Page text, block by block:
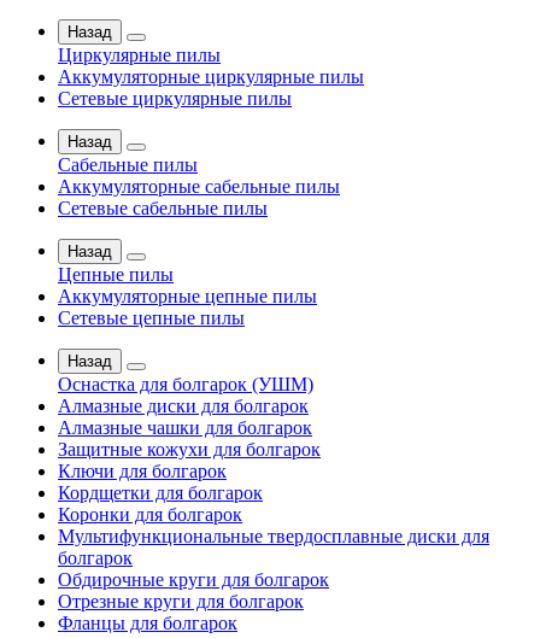
Назад
Циркулярные пилы
Аккумуляторные циркулярные пилы
Сетевые циркулярные пилы
Назад
Сабельные пилы
Аккумуляторные сабельные пилы
Сетевые сабельные пилы
Назад
Цепные пилы
Аккумуляторные цепные пилы
Сетевые цепные пилы
Назад
Оснастка для болгарок (УШМ)
Алмазные диски для болгарок
Алмазные чашки для болгарок
Защитные кожухи для болгарок
Ключи для болгарок
Кордщетки для болгарок
Коронки для болгарок
Мультифункциональные твердосплавные диски для
болгарок
Обдирочные круги для болгарок
Отрезные круги для болгарок
Фланцы для болгарок